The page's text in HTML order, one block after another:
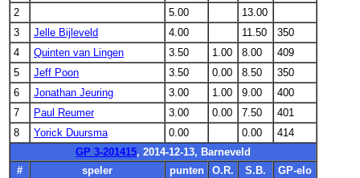
2
5.00
13.00
3
Jelle Bijleveld 4.00 11.50
350
4
Quinten van Lingen 3.50 1.00 8.00
409
5
Jeff Poon 3.50 0.00 8.50
350
6
Jonathan Jeuring 3.00 1.00 9.00
400
7
Paul Reumer 3.00 0.00 7.50
401
8
Yorick Duursma 0.00 0.00
414
GP 3-201415, 2014-12-13, Barneveld
#
speler punten O.R. S.B.
GP-elo